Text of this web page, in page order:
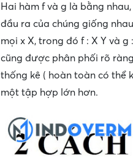
Hai hàm f và g là bằng
đầu ra của chúng giống
mọi x X, trong đó f : X Y và
cũng được phân phối rõ
thống kê ( hoàn toàn có thể
một tập hợp lớn hơn.